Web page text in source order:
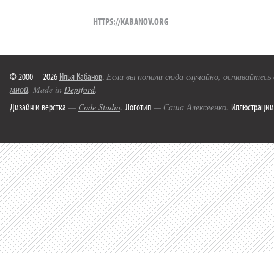
HTTPS://KABANOV.ORG
© 2000—2026 Илья Кабанов. Если вы попали сюда случайно,
мной. Made in Deptford.
Дизайн и верстка — Code Studio. Логотип — Саша Алексеенко. Иллюстрации